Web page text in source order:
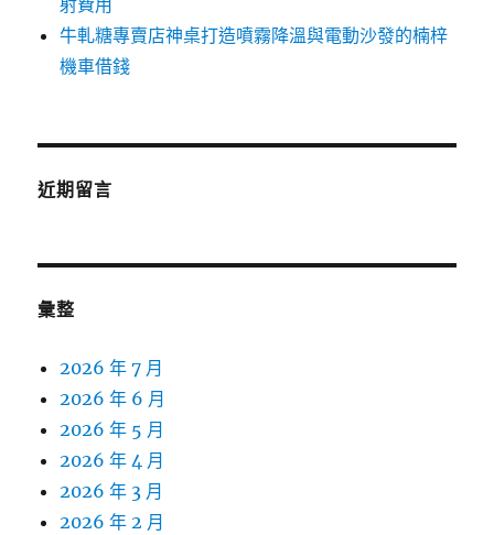
射費用
牛軋糖專賣店神桌打造噴霧降溫與電動沙發的楠梓
機車借錢
近期留言
彙整
2026 年 7 月
2026 年 6 月
2026 年 5 月
2026 年 4 月
2026 年 3 月
2026 年 2 月